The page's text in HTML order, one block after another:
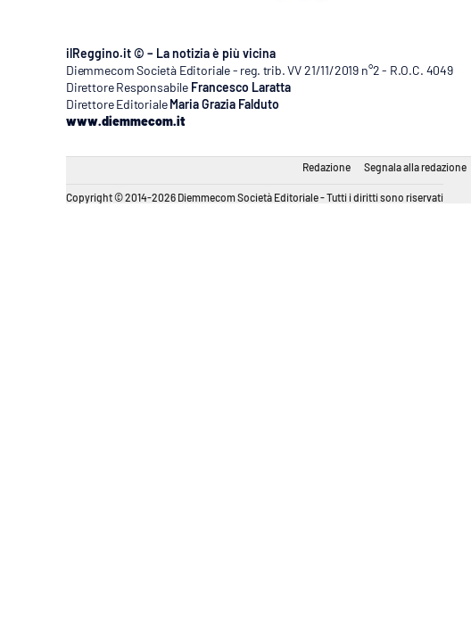
ilReggino.it © – La notizia è più vicina
Diemmecom Società Editoriale - reg. trib. VV 21/11/2019 n°2 - R.O.C. 4049
Direttore Responsabile Francesco Laratta
Direttore Editoriale Maria Grazia Falduto
www.diemmecom.it
Redazione Segnala alla redazione
Copyright © 2014-2026 Diemmecom Società Editoriale - Tutti i diritti sono riservati